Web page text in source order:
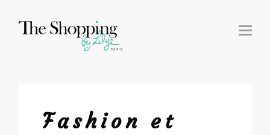
T
O
Fashion et